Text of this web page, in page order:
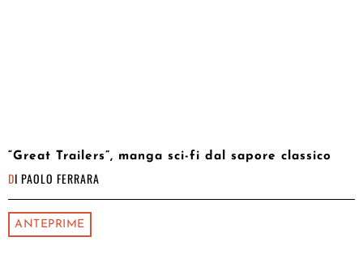
“Great Trailers”, manga sci-fi dal sapore classico
DI PAOLO FERRARA
ANTEPRIME